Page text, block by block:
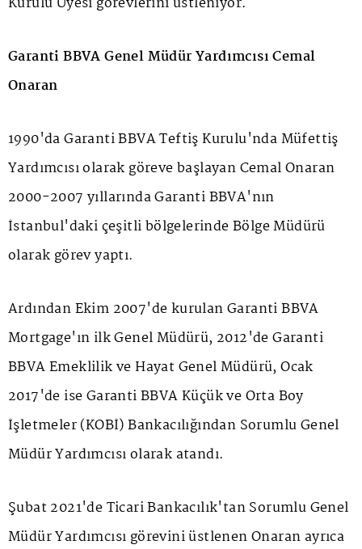
Garanti BBVA Genel Müdür Yardımcısı Cemal
Onaran
1990'da Garanti BBVA Teftiş Kurulu'nda Müfettiş
Yardımcısı olarak göreve başlayan Cemal Onaran
2000-2007 yıllarında Garanti BBVA'nın
İstanbul'daki çeşitli bölgelerinde Bölge Müdürü
olarak görev yaptı.
Ardından Ekim 2007'de kurulan Garanti BBVA
Mortgage'ın ilk Genel Müdürü, 2012'de Garanti
BBVA Emeklilik ve Hayat Genel Müdürü, Ocak
2017'de ise Garanti BBVA Küçük ve Orta Boy
İşletmeler (KOBİ) Bankacılığından Sorumlu Genel
Müdür Yardımcısı olarak atandı.
Şubat 2021'de Ticari Bankacılık'tan Sorumlu Genel
Müdür Yardımcısı görevini üstlenen Onaran ayrıca